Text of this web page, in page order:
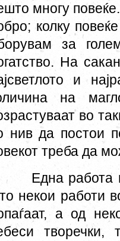
многу
колку
за
На
и
на
во
нив да постои
треба да
Една
некои работи
а од
творечки,